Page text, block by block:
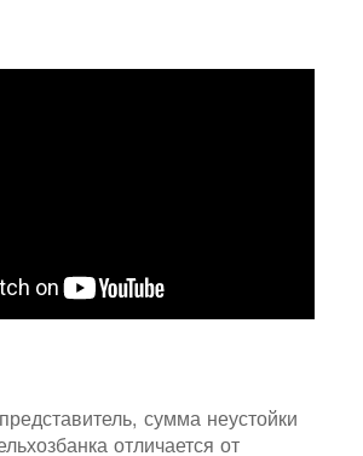
сумма неустойки
отличается от